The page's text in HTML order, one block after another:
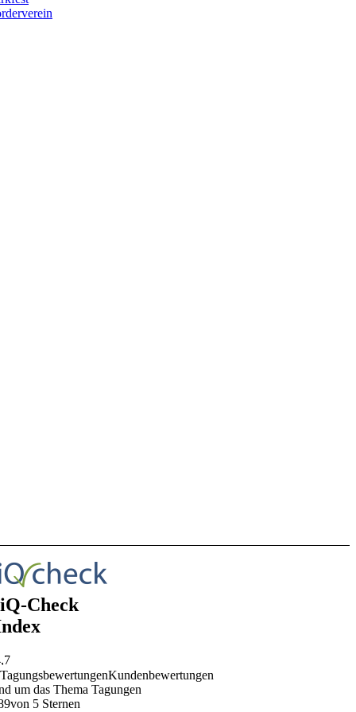
TagungsbewertungenKundenbewertungen
um das Thema Tagungen
von 5 Sternen